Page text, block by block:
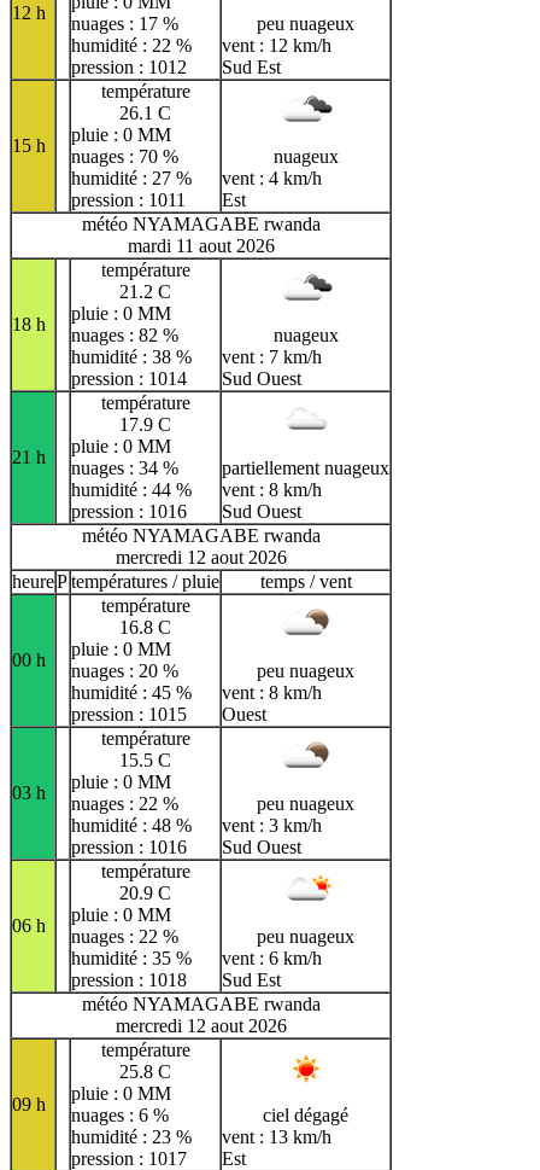
12 h
nuages : 17 %
humidité : 22 %
pression : 1012
peu nuageux
vent : 12 km/h
Sud Est
15 h
température
26.1 C
pluie : 0 MM
nuages : 70 %
humidité : 27 %
pression : 1011
nuageux
vent : 4 km/h
Est
météo NYAMAGABE rwanda
mardi 11 aout 2026
18 h
température
21.2 C
pluie : 0 MM
nuages : 82 %
humidité : 38 %
pression : 1014
nuageux
vent : 7 km/h
Sud Ouest
21 h
température
17.9 C
pluie : 0 MM
nuages : 34 %
humidité : 44 %
pression : 1016
partiellement nuageux
vent : 8 km/h
Sud Ouest
météo NYAMAGABE rwanda
mercredi 12 aout 2026
heurePtempératures / pluie temps / vent
00 h
température
16.8 C
pluie : 0 MM
nuages : 20 %
humidité : 45 %
pression : 1015
peu nuageux
vent : 8 km/h
Ouest
03 h
température
15.5 C
pluie : 0 MM
nuages : 22 %
humidité : 48 %
pression : 1016
peu nuageux
vent : 3 km/h
Sud Ouest
06 h
température
20.9 C
pluie : 0 MM
nuages : 22 %
humidité : 35 %
pression : 1018
peu nuageux
vent : 6 km/h
Sud Est
météo NYAMAGABE rwanda
mercredi 12 aout 2026
09 h
température
25.8 C
pluie : 0 MM
nuages : 6 %
humidité : 23 %
pression : 1017
ciel dégagé
vent : 13 km/h
Est